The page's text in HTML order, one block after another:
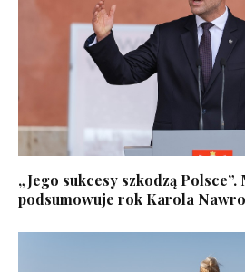
„Jego sukcesy szkodzą
podsumowuje rok Karola